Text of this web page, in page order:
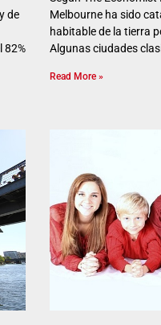
de
82%
Melbourne ha sido
habitable de la tierra
Algunas ciudades
Read More »